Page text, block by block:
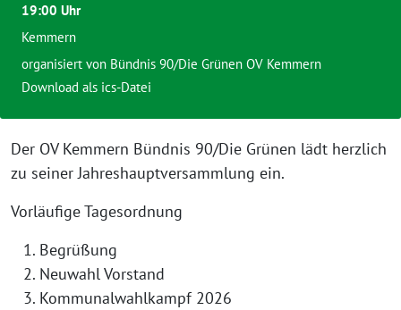
Der OV Kemmern Bündnis 90/Die Grünen lädt herzlich
zu seiner Jahreshauptversammlung ein.
Vorläufige Tagesordnung
Begrüßung
Neuwahl Vorstand
Kommunalwahlkampf 2026
19:00 Uhr
Kemmern
organisiert von Bündnis 90/Die Grünen OV Kemmern
Download als ics-Datei